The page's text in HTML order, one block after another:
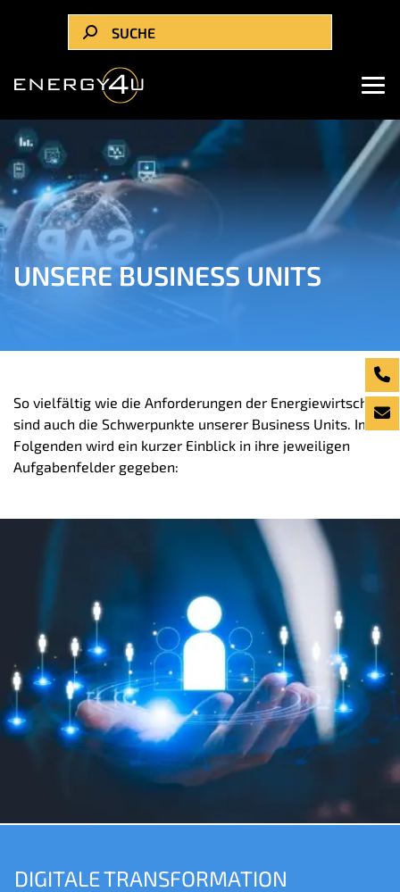
UNSERE BUSINESS UNITS
So vielfältig wie die Anforderungen der Energiewirtschaft
sind auch die Schwerpunkte unserer Business Units. Im
Folgenden wird ein kurzer Einblick in ihre jeweiligen
Aufgabenfelder gegeben:
DIGITALE TRANSFORMATION